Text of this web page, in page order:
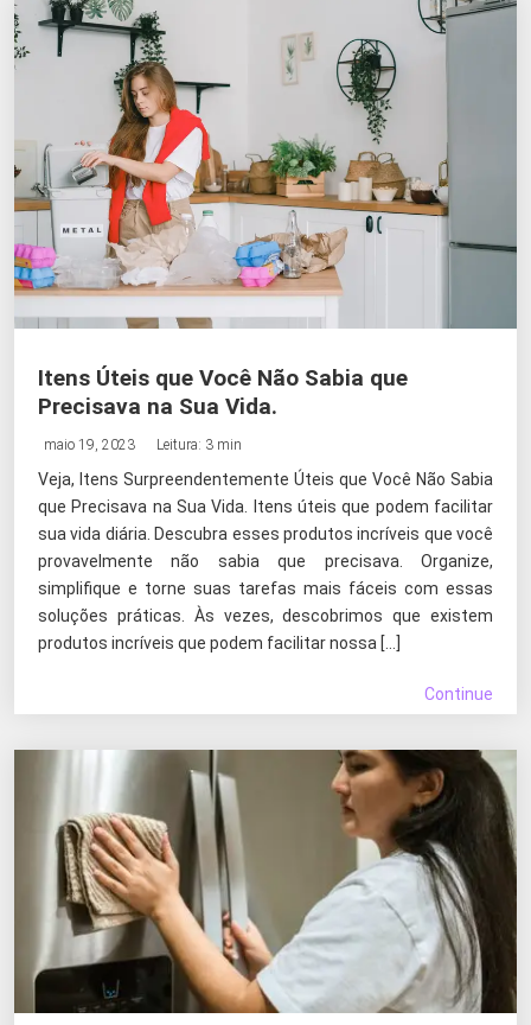
Itens Úteis que Você Não Sabia que
Precisava na Sua Vida.
maio 19, 2023 Leitura: 3 min
Veja, Itens Surpreendentemente Úteis que Você Não Sabia
que Precisava na Sua Vida. Itens úteis que podem facilitar
sua vida diária. Descubra esses produtos incríveis que você
provavelmente não sabia que precisava. Organize,
simplifique e torne suas tarefas mais fáceis com essas
soluções práticas. Às vezes, descobrimos que existem
produtos incríveis que podem facilitar nossa […]
Continue